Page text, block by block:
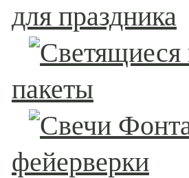
для праздника
пакеты
фейерверки